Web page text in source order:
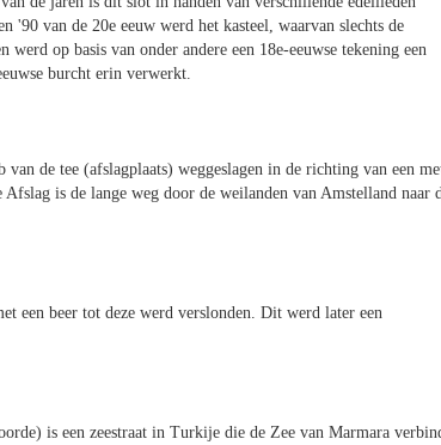
'90 van de 20e eeuw werd het kasteel, waarvan slechts de
op basis van onder andere een 18e-eeuwse tekening een
burcht erin verwerkt.
de tee (afslagplaats) weggeslagen in de richting van een
is de lange weg door de weilanden van Amstelland naar
een beer tot deze werd verslonden. Dit werd later een
is een zeestraat in Turkije die de Zee van Marmara